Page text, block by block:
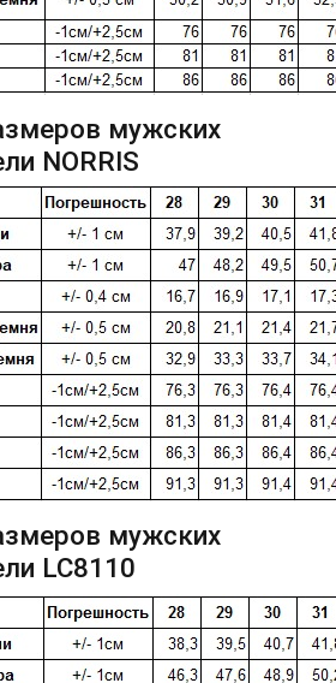
мужских
NORRIS
мужских
LC8110